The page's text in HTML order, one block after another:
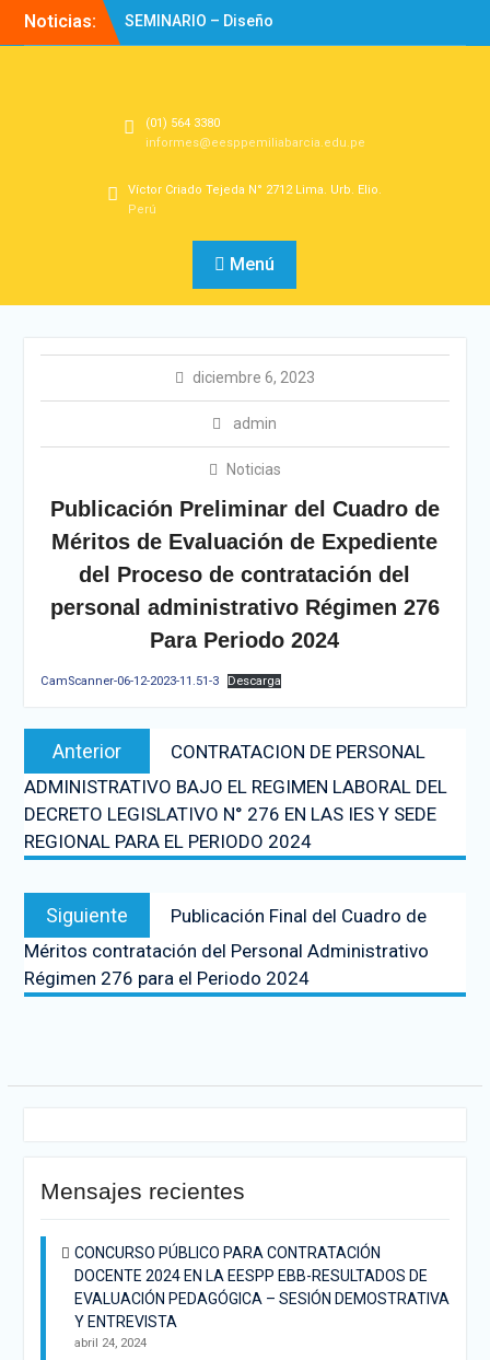
Noticias:
SEMINARIO – Diseño
Experiencias de
(01) 564 3380
informes@eesppemiliabarcia.edu.pe
Víctor Criado Tejeda N° 2712 Lima. Urb. Elio.
Perú
Menú
diciembre 6, 2023
admin
Noticias
Publicación Preliminar del Cuadro de
Méritos de Evaluación de Expediente
del Proceso de contratación del
personal administrativo Régimen 276
Para Periodo 2024
CamScanner-06-12-2023-11.51-3 Descarga
Anterior
CONTRATACION DE PERSONAL
ADMINISTRATIVO BAJO EL REGIMEN LABORAL DEL
DECRETO LEGISLATIVO N° 276 EN LAS IES Y SEDE
REGIONAL PARA EL PERIODO 2024
Siguiente
Publicación Final del Cuadro de
Méritos contratación del Personal Administrativo
Régimen 276 para el Periodo 2024
Mensajes recientes
CONCURSO PÚBLICO PARA CONTRATACIÓN
DOCENTE 2024 EN LA EESPP EBB-RESULTADOS DE
EVALUACIÓN PEDAGÓGICA – SESIÓN DEMOSTRATIVA
Y ENTREVISTA
abril 24, 2024